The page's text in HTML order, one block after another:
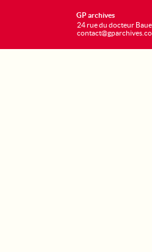
GP archives
24 rue du docteur